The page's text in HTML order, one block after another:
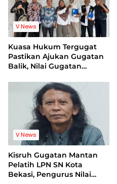
V News
Kuasa Hukum Tergugat
Pastikan Ajukan Gugatan
Balik, Nilai Gugatan
Legal Standing
V News
Kisruh Gugatan Mantan
Pelatih LPN SN Kota
Bekasi, Pengurus Nilai